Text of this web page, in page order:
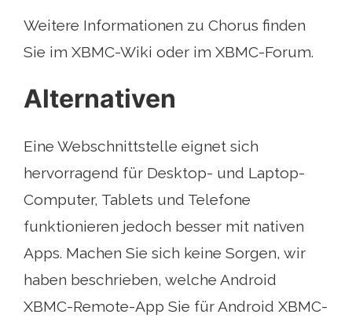
Weitere Informationen zu Chorus finden
Sie im XBMC-Wiki oder im XBMC-Forum.
Alternativen
Eine Webschnittstelle eignet sich
hervorragend für Desktop- und Laptop-
Computer, Tablets und Telefone
funktionieren jedoch besser mit nativen
Apps. Machen Sie sich keine Sorgen, wir
haben beschrieben, welche Android
XBMC-Remote-App Sie für Android XBMC-